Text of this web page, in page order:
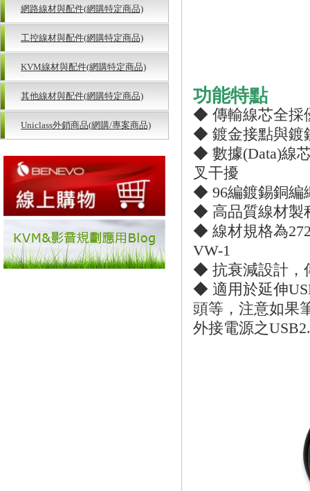
網路線材與配件(網購特定商品)
工控線材與配件(網購特定商品)
KVM線材與配件(網購特定商品)
其他線材與配件(網購特定商品)
Uniclass外銷商品(網購/專案商品)
功能特點
◆ 傳輸線芯全採
◆ 鍍金接點與鍍
◆ 數據(Data)線
叉干擾
◆ 96編鍍錫銅編
◆ 高品質線材製
◆ 線材規格為
VW-1
◆ 抗衰減設計，
◆ 適用於延伸
頭等，注意如果
外接電源之